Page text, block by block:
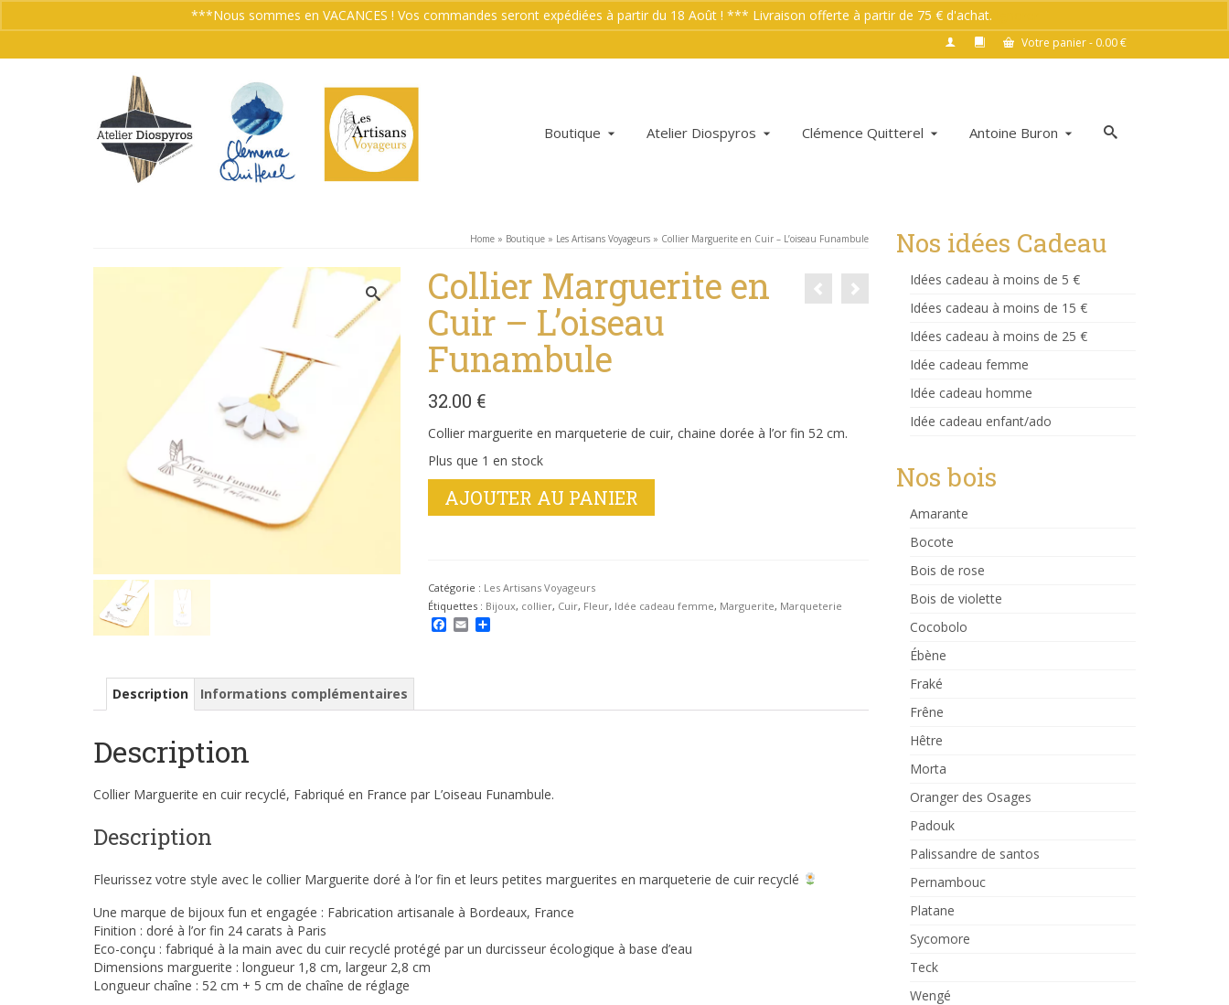
Votre panier- 0.00€
Boutique Atelier Diospyros Clémence Quitterel Antoine Buron
Home » Boutique » Les Artisans Voyageurs » Collier Marguerite en Cuir – L’oiseau Funambule
Collier Marguerite en
Cuir – L’oiseau
Funambule
32.00 €
Collier marguerite en marqueterie de cuir, chaine dorée à l’or fin 52 cm.
Plus que 1 en stock
quantité
-
L'oiseau
Funambule
AJOUTER AU PANIER
Catégorie : Les Artisans Voyageurs
Étiquettes : Bijoux, collier, Cuir, Fleur, Idée cadeau femme, Marguerite, Marqueterie
Facebook
EmailPartager
Description Informations complémentaires
Description
Collier Marguerite en cuir recyclé, Fabriqué en France par L’oiseau Funambule.
Description
Fleurissez votre style avec le collier Marguerite doré à l’or fin et leurs petites marguerites en marqueterie de cuir recyclé
Une marque de bijoux fun et engagée : Fabrication artisanale à Bordeaux, France
Finition : doré à l’or fin 24 carats à Paris
Eco-conçu : fabriqué à la main avec du cuir recyclé protégé par un durcisseur écologique à base d’eau
Dimensions marguerite : longueur 1,8 cm, largeur 2,8 cm
Longueur chaîne : 52 cm + 5 cm de chaîne de réglage
Nos idées Cadeau
Idées cadeau à moins de 5 €
Idées cadeau à moins de 15 €
Idées cadeau à moins de 25 €
Idée cadeau femme
Idée cadeau homme
Idée cadeau enfant/ado
Nos bois
Amarante
Bocote
Bois de rose
Bois de violette
Cocobolo
Ébène
Fraké
Frêne
Hêtre
Morta
Oranger des Osages
Padouk
Palissandre de santos
Pernambouc
Platane
Sycomore
Teck
Wengé
***Nous sommes en VACANCES ! Vos commandes seront expédiées à partir du 18 Août ! *** Livraison offerte à partir de 75 € d'achat.